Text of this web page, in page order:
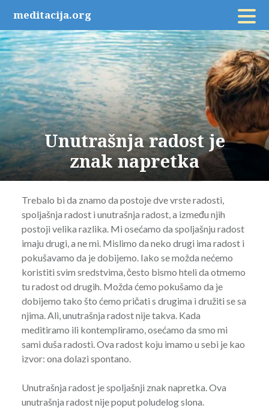
content
meditacija.org
Unutrašnja radost je
znak napretka
Trebalo bi da znamo da postoje dve vrste radosti,
spoljašnja radost i unutrašnja radost, a između njih
postoji velika razlika. Mi osećamo da spoljašnju radost
imaju drugi, a ne mi. Mislimo da neko drugi ima radost i
pokušavamo da je dobijemo. Iako se možda nećemo
koristiti svim sredstvima, često bismo hteli da otmemo
tu radost od drugih. Možda ćemo pokušamo da je
dobijemo tako što ćemo pričati s drugima i družiti se sa
njima. Ali, unutrašnja radost nije takva. Kada
meditiramo ili kontempliramo, osećamo da smo mi
sami duša radosti. Ova radost koju imamo u sebi je kao
izvor: ona dolazi spontano.
Unutrašnja radost je spoljašnji znak napretka. Ova
unutrašnja radost nije poput poludelog slona.